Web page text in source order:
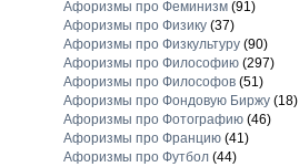
Афоризмы про Феминизм(91)
Афоризмы про Физику(37)
Афоризмы про Физкультуру(90)
Афоризмы про Философию(297)
Афоризмы про Философов(51)
Афоризмы про Фондовую Биржу(18)
Афоризмы про Фотографию(46)
Афоризмы про Францию(41)
Афоризмы про Футбол(44)